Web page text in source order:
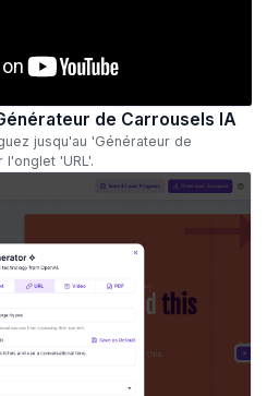
de Carrousels IA
jusqu'au 'Générateur de
'URL'.